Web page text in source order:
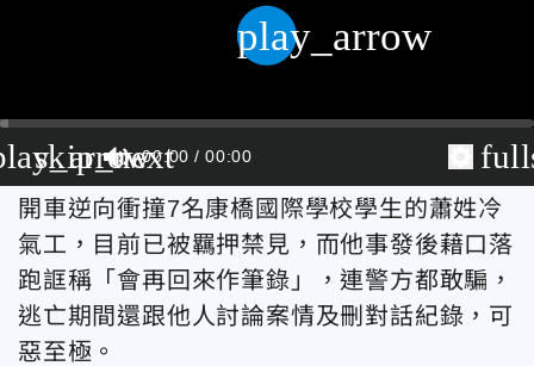
skip_next
00:00 00:00
play_arrow
開車逆向衝撞7名康橋國際學校學生的蕭姓冷
氣工，目前已被羈押禁見，而他事發後藉口落
跑誆稱「會再回來作筆錄」，連警方都敢騙，
逃亡期間還跟他人討論案情及刪對話紀錄，可
惡至極。